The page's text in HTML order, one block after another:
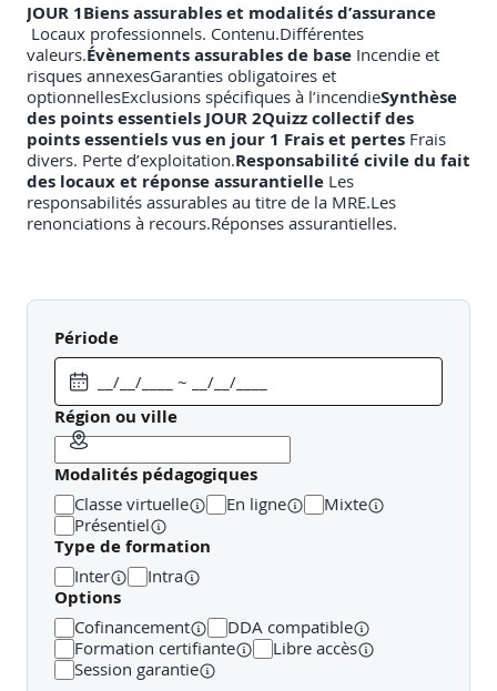
JOUR 1Biens assurables et modalités d’assurance
Locaux professionnels. Contenu.Différentes
valeurs.Évènements assurables de base Incendie et
risques annexesGaranties obligatoires et
optionnellesExclusions spécifiques à l’incendieSynthèse
des points essentiels JOUR 2Quizz collectif des
points essentiels vus en jour 1 Frais et pertes Frais
divers. Perte d’exploitation.Responsabilité civile du fait
des locaux et réponse assurantielle Les
responsabilités assurables au titre de la MRE.Les
renonciations à recours.Réponses assurantielles.
Période
Région ou ville
Modalités pédagogiques
Classe virtuelle En ligne
Mixte
Présentiel
Type de formation
Inter Intra
Options
Cofinancement
DDA compatible
Formation certifiante
Libre accès
Session garantie